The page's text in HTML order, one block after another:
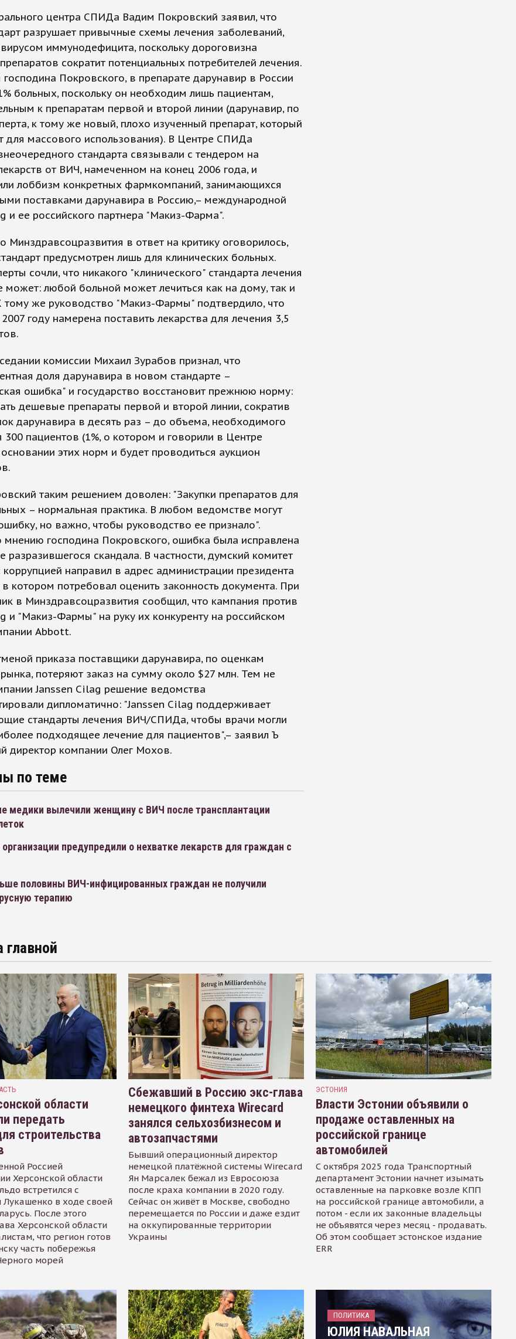
центра СПИДа Вадим Покровский заявил, что
разрушает привычные схемы лечения заболеваний,
иммунодефицита, поскольку дороговизна
сократит потенциальных потребителей лечения.
Покровского, в препарате дарунавир в России
больных, поскольку он необходим лишь пациентам,
к препаратам первой и второй линии (дарунавир, по
к тому же новый, плохо изученный препарат, который
для массового использования). В Центре СПИДа
стандарта связывали с тендером на
от ВИЧ, намеченном на конец 2006 года, и
лоббизм конкретных фармкомпаний, занимающихся
поставками дарунавира в Россию,– международной
и ее российского партнера "Макиз-Фарма".
Минздравсоцразвития в ответ на критику оговорилось,
предусмотрен лишь для клинических больных.
сочли, что никакого "клинического" стандарта лечения
может: любой больной может лечиться как на дому, так и
тому же руководство "Макиз-Фармы" подтвердило, что
году намерена поставить лекарства для лечения 3,5
комиссии Михаил Зурабов признал, что
доля дарунавира в новом стандарте –
ошибка" и государство восстановит прежнюю норму:
дешевые препараты первой и второй линии, сократив
дарунавира в десять раз – до объема, необходимого
300 пациентов (1%, о котором и говорили в Центре
этих норм и будет проводиться аукцион
таким решением доволен: "Закупки препаратов для
– нормальная практика. В любом ведомстве могут
но важно, чтобы руководство ее признало".
мнению господина Покровского, ошибка была исправлена
разразившегося скандала. В частности, думский комитет
направил в адрес администрации президента
котором потребовал оценить законность документа. При
в Минздравсоцразвития сообщил, что кампания против
и "Макиз-Фармы" на руку их конкуренту на российском
Abbott.
приказа поставщики дарунавира, по оценкам
потеряют заказ на сумму около $27 млн. Тем не
Janssen Cilag решение ведомства
дипломатично: "Janssen Cilag поддерживает
стандарты лечения ВИЧ/СПИДа, чтобы врачи могли
подходящее лечение для пациентов",– заявил Ъ
директор компании Олег Мохов.
по теме
медики вылечили женщину с ВИЧ после трансплантации
предупредили о нехватке лекарств для граждан с
половины ВИЧ-инфицированных граждан не получили
терапию
главной
области
передать
строительства
Россией
Херсонской области
встретился с
в ходе своей
После этого
Херсонской области
что регион готов
часть побережья
морей
Сбежавший в Россию экс-глава
немецкого финтеха Wirecard
занялся сельхозбизнесом и
автозапчастями
Бывший операционный директор
немецкой платёжной системы Wirecard
Ян Марсалек бежал из Евросоюза
после краха компании в 2020 году.
Сейчас он живёт в Москве, свободно
перемещается по России и даже ездит
на оккупированные территории
Украины
ЭСТОНИЯ
Власти Эстонии объявили о
продаже оставленных на
российской границе
автомобилей
С октября 2025 года Транспортный
департамент Эстонии начнет изымать
оставленные на парковке возле КПП
на российской границе автомобили, а
потом - если их законные владельцы
не объявятся через месяц - продавать.
Об этом сообщает эстонское издание
ERR
ПОЛИТИКА
ЮЛИЯ НАВАЛЬНАЯ